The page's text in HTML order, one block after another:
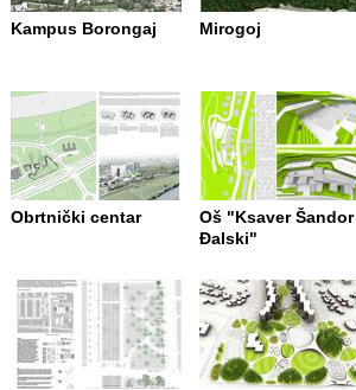
Kampus Borongaj Mirogoj
Obrtnički centar
Oš "Ksaver Šandor
Đalski"